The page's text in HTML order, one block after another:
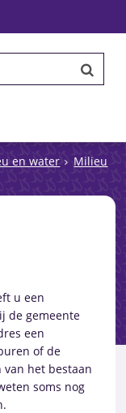
en water
Milieu
u een
de gemeente
een
of de
van het bestaan
soms nog